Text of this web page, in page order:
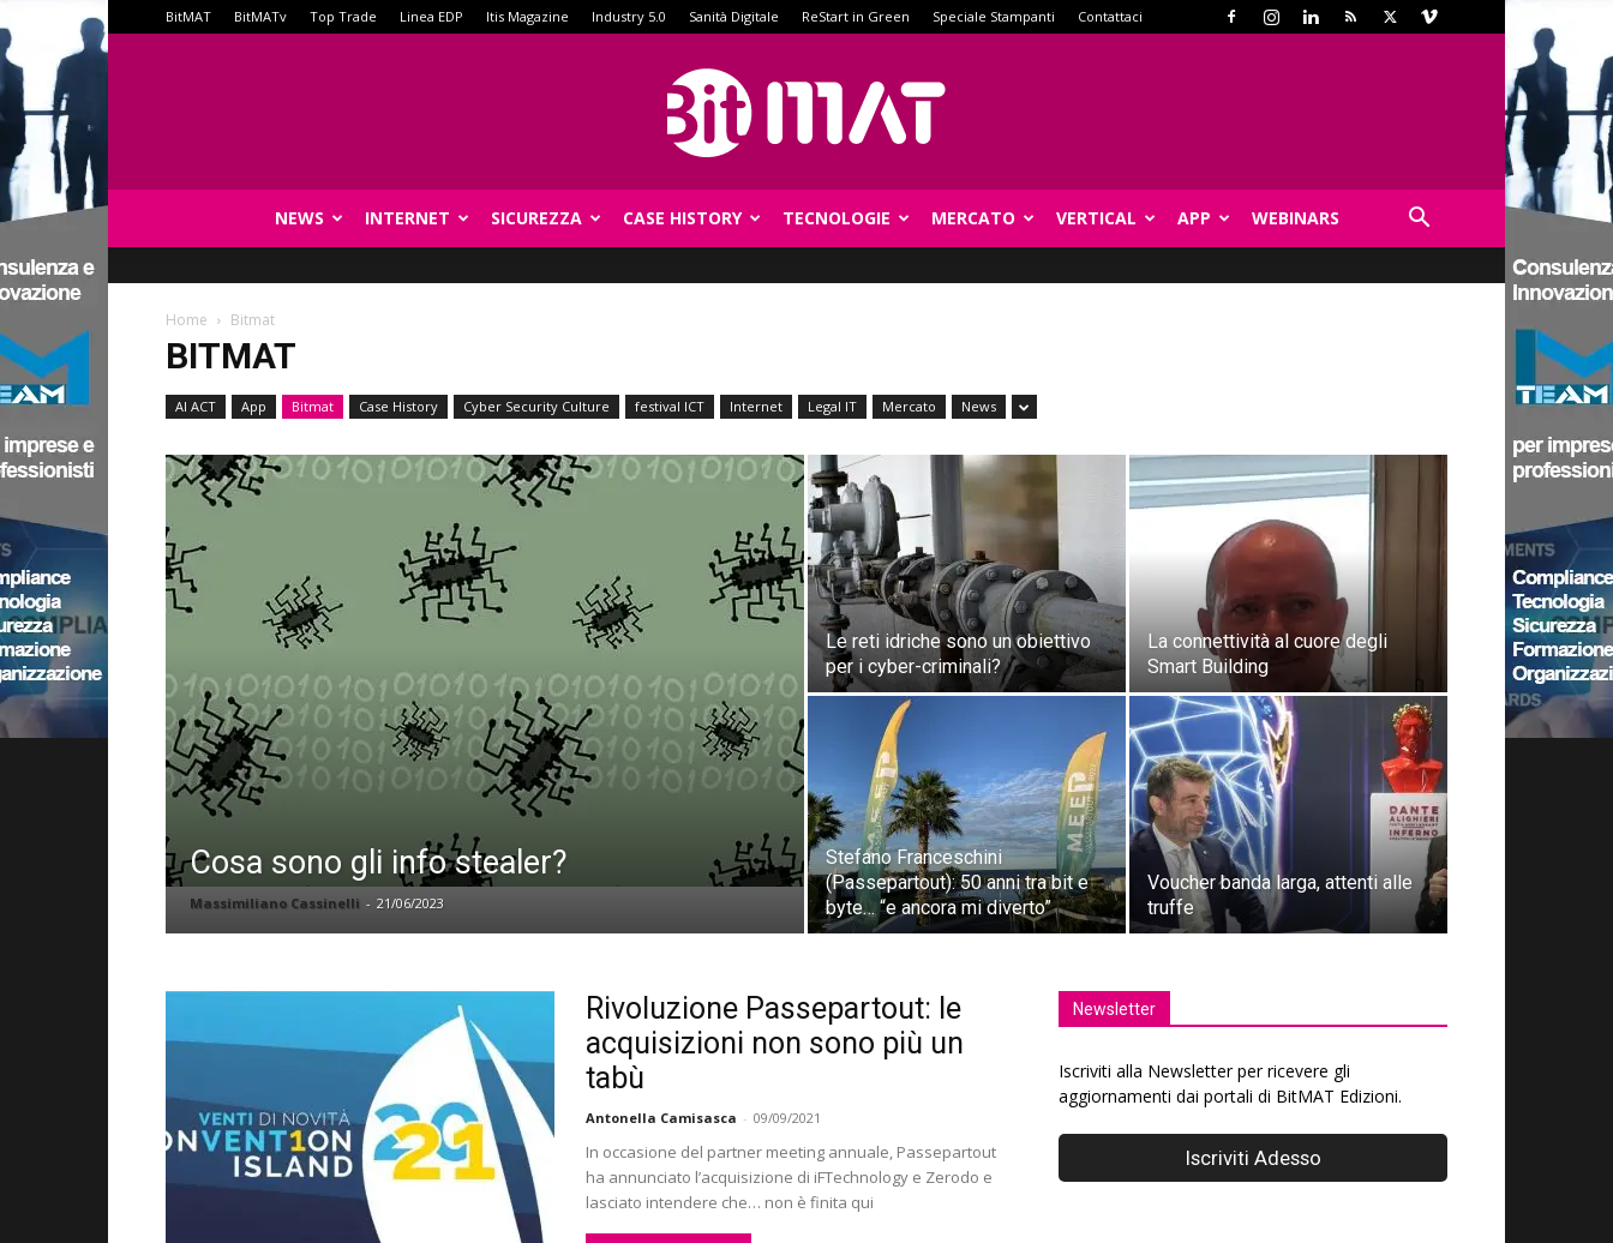
BitMAT BitMATv Top Trade Linea EDP Itis Magazine Industry 5.0 Sanità Digitale ReStart in Green Speciale Stampanti Contattaci
NEWS INTERNET SICUREZZA CASE HISTORY TECNOLOGIE MERCATO VERTICAL APP WEBINARS
Home Bitmat
BITMAT
AI ACT App Bitmat Case History Cyber Security Culture festival ICT Internet Legal IT Mercato News
Cosa sono gli info stealer?
Massimiliano Cassinelli - 21/06/2023
Le reti idriche sono un obiettivo
per i cyber-criminali?
La connettività al cuore degli
Smart Building
Stefano Franceschini
(Passepartout): 50 anni tra bit e
byte… “e ancora mi diverto”
Voucher banda larga, attenti alle
truffe
Rivoluzione Passepartout: le
acquisizioni non sono più un
tabù
Antonella Camisasca - 09/09/2021
In occasione del partner meeting annuale, Passepartout
ha annunciato l’acquisizione di iFTechnology e Zerodo e
lasciato intendere che… non è finita qui
Newsletter
Iscriviti alla Newsletter per ricevere gli
aggiornamenti dai portali di BitMAT Edizioni.